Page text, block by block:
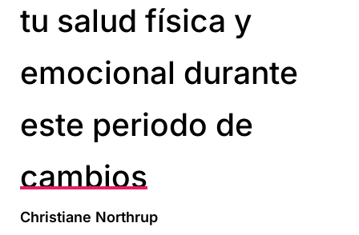
tu salud física y
emocional durante
este periodo de
cambios
Christiane Northrup